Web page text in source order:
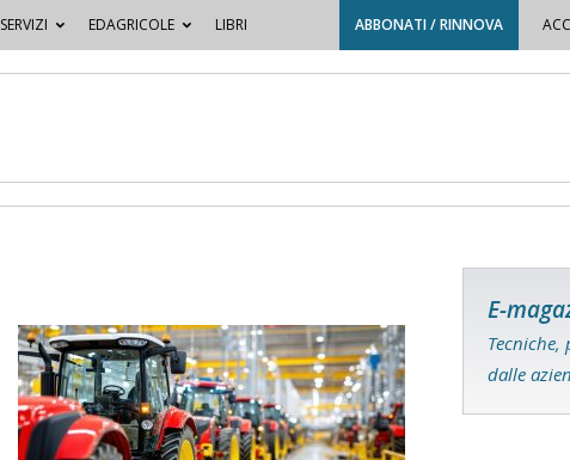
SERVIZI EDAGRICOLE LIBRI ABBONATI / RINNOVA
E-
dalle